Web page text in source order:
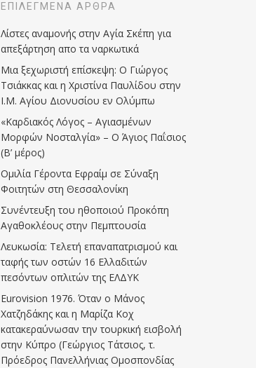
ΕΠΙΛΕΓΜΈΝΑ ΆΡΘΡΑ
Λίστες αναμονής στην Αγία Σκέπη για
απεξάρτηση απο τα ναρκωτικά
Μια ξεχωριστή επίσκεψη: Ο Γιώργος
Τσιάκκας και η Χριστίνα Παυλίδου στην
Ι.Μ. Αγίου Διονυσίου εν Ολύμπω
«Καρδιακός Λόγος – Αγιασμένων
Μορφών Νοσταλγία» – Ο Άγιος Παΐσιος
(Β’ μέρος)
Ομιλία Γέροντα Εφραίμ σε Σύναξη
Φοιτητών στη Θεσσαλονίκη
Συνέντευξη του ηθοποιού Προκόπη
Αγαθοκλέους στην Πεμπτουσία
Λευκωσία: Τελετή επαναπατρισμού και
ταφής των οστών 16 Ελλαδιτών
πεσόντων οπλιτών της ΕΛΔΥΚ
Eurovision 1976. Όταν ο Μάνος
Χατζηδάκης και η Μαρίζα Κοχ
κατακεραύνωσαν την τουρκική εισβολή
στην Κύπρο (Γεώργιος Τάτσιος, τ.
Πρόεδρος Πανελλήνιας Ομοσπονδίας